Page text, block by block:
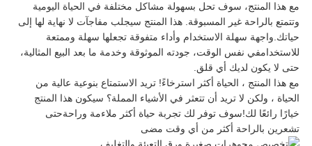
سياسة
الخصوصية
مع هذا المنتج، سوف تحل بسهولة مشاكل مختلفة في الحياة اليومية
وتتمتع بالراحة غير المسبوقة. هذا المنتج سيجلب مفاجآت لا نهاية لها إلى
حياتك.واجهة سهلة الاستخدام وأداء متفوقة تجعلها سهلة وممتعة
للاستخدامفي نفس الوقت، جودته الموثوقة وخدمة ما بعد البيع المثالية،
حتى لا يكون لديك أي قلق.
مع هذا المنتج ، الحياة أكثر استرخاءً! تريد الاستمتاع بنوعية عالية من
الحياة ، ولكن لا تريد أن تتعثر في الأشياء المملة؟ سيكون هذا المنتج
خيارًا رائعًا لك!سوف توفر لك تجربة حياة أكثر ملاءمة وراحةحتى
تشعرين بالراحة أكثر من أي وقت مضى